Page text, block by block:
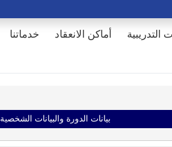
خدماتنا أماكن الانعقاد التدريبية
بيانات الدورة والبيانات الشخصية